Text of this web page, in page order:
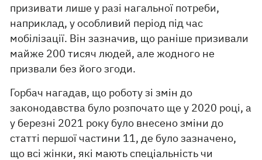
призивати лише у разі нагальної потреби,
наприклад, у особливий період під час
мобілізації. Він зазначив, що раніше призивали
майже 200 тисяч людей, але жодного не
призвали без його згоди.
Горбач нагадав, що роботу зі змін до
законодавства було розпочато ще у 2020 році, а
у березні 2021 року було внесено зміни до
статті першої частини 11, де було зазначено,
що всі жінки, які мають спеціальність чи